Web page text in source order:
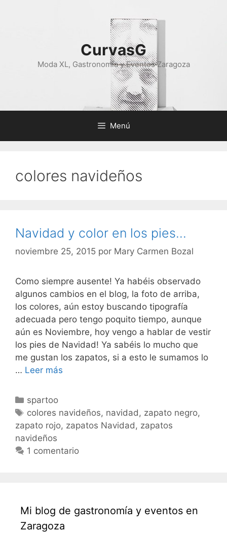
CurvasG
Moda XL, Gastronomía y Eventos Zaragoza
Menú
colores navideños
Navidad y color en los pies…
noviembre 25, 2015 por Mary Carmen Bozal
Como siempre ausente! Ya habéis observado
algunos cambios en el blog, la foto de arriba,
los colores, aún estoy buscando tipografía
adecuada pero tengo poquito tiempo, aunque
aún es Noviembre, hoy vengo a hablar de vestir
los pies de Navidad! Ya sabéis lo mucho que
me gustan los zapatos, si a esto le sumamos lo
… Leer más
pies…
Categorías
spartoo
Etiquetas
colores navideños, navidad , zapato negro,
zapato rojo, zapatos Navidad , zapatos
navideños
1 comentario
Mi blog de gastronomía y eventos en
Zaragoza